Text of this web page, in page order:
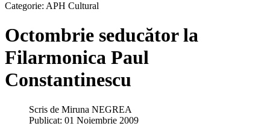
Categorie: APH Cultural
Octombrie seducător la
Filarmonica Paul
Constantinescu
Scris de Miruna NEGREA
Publicat: 01 Noiembrie 2009